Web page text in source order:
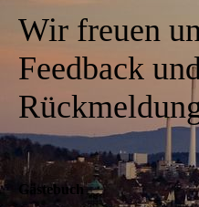
Wir freuen
Feedback
Gästebuch